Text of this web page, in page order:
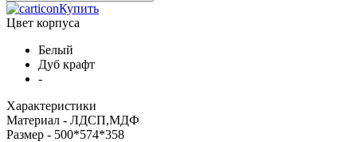
Купить
Цвет корпуса
Белый
Дуб крафт
-
Характеристики
Материал - ЛДСП,МДФ
Размер - 500*574*358